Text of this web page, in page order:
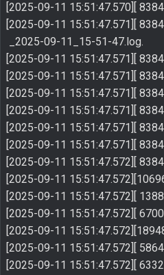
[2025-09-11 15:51:47.570][
[2025-09-11 15:51:47.571][
_2025-09-11_15-51-47.log.
[2025-09-11 15:51:47.571][
[2025-09-11 15:51:47.571][
[2025-09-11 15:51:47.571][
[2025-09-11 15:51:47.571][
[2025-09-11 15:51:47.571][
[2025-09-11 15:51:47.571][
[2025-09-11 15:51:47.572][
[2025-09-11
[2025-09-11 15:51:47.572][
[2025-09-11 15:51:47.572][
[2025-09-11
[2025-09-11 15:51:47.572][
[2025-09-11 15:51:47.572][